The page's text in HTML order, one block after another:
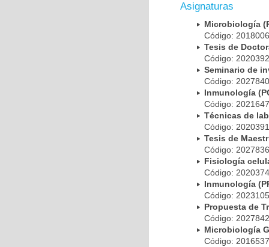
Asignaturas
Microbiología
Código:
Tesis de
Código:
Seminario de
Código:
Inmunología
Código:
Técnicas de
Código:
Tesis de
Código:
Fisiología
Código:
Inmunología
Código:
Propuesta de
Código:
Microbiología
Código: